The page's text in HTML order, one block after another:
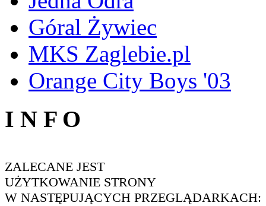
Góral Żywiec
MKS Zaglebie.pl
Orange City Boys '03
I N F O
ZALECANE JEST
UŻYTKOWANIE STRONY
W NASTĘPUJĄCYCH PRZEGLĄDARKACH: